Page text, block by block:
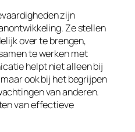
zijn
Ze stellen
over te brengen,
te werken met
helpt niet alleen bij
ook bij het begrijpen
van anderen.
van effectieve